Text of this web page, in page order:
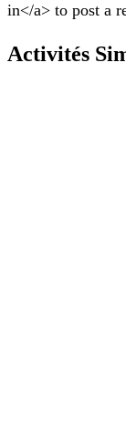
in</a> to post a
Activités